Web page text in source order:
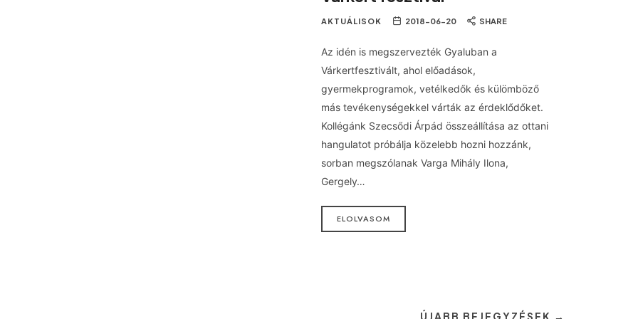
AKTUÁLISOK 2018-06-20 SHARE
Az idén is megszervezték Gyaluban a
Várkertfesztivált, ahol előadások,
gyermekprogramok, vetélkedők és külömböző
más tevékenységekkel várták az érdeklődőket.
Kollégánk Szecsődi Árpád összeállítása az ottani
hangulatot próbálja közelebb hozni hozzánk,
sorban megszólanak Varga Mihály Ilona,
Gergely…
ELOLVASOM
ÚJABB BEJEGYZÉSEK →